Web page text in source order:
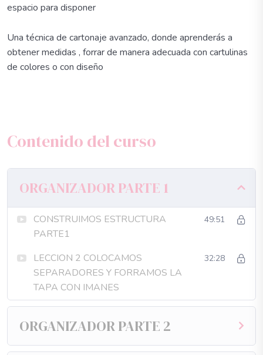
espacio para disponer
Una técnica de cartonaje avanzado, donde aprenderás a
obtener medidas , forrar de manera adecuada con cartulinas
de colores o con diseño
Contenido del curso
ORGANIZADOR PARTE 1
CONSTRUIMOS ESTRUCTURA
PARTE1
49:51
LECCION 2 COLOCAMOS
SEPARADORES Y FORRAMOS LA
TAPA CON IMANES
32:28
ORGANIZADOR PARTE 2